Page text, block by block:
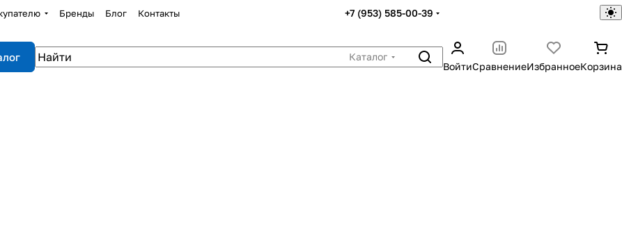
Бренды Блог Контакты +7 (953) 585-00-39
Каталог
ВойтиСравнениеИзбранноеКорзина